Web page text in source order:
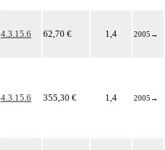
4.3.15.6 62,70 € 1,4 2005 →
4.3.15.6 355,30 € 1,4 2005 →